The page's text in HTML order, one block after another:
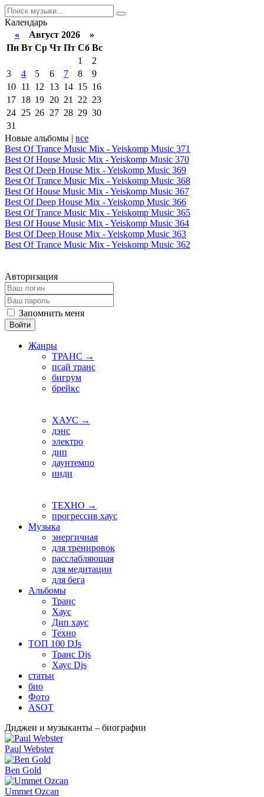
Календарь
« Август 2026 »
Пн Вт Ср Чт Пт Сб Вс
1
2
3
4 5 6 7 8
9
10 11 12 13 14 15 16
17 18 19 20 21 22 23
24 25 26 27 28 29 30
31
Новые альбомы | все
Best Of Trance Music Mix - Yeiskomp Music 371
Best Of House Music Mix - Yeiskomp Music 370
Best Of Deep House Mix - Yeiskomp Music 369
Best Of Trance Music Mix - Yeiskomp Music 368
Best Of House Music Mix - Yeiskomp Music 367
Best Of Deep House Mix - Yeiskomp Music 366
Best Of Trance Music Mix - Yeiskomp Music 365
Best Of House Music Mix - Yeiskomp Music 364
Best Of Deep House Mix - Yeiskomp Music 363
Best Of Trance Music Mix - Yeiskomp Music 362
Авторизация
Запомнить меня
Войти
Жанры
ТРАНС →
псай транс
бигрум
брейкс
ХАУС →
дэнс
электро
дип
даунтемпо
инди
ТЕХНО →
прогрессив хаус
Музыка
энергичная
для тренировок
расслабляющая
для медитации
для бега
Альбомы
Транс
Хаус
Дип хаус
Техно
ТОП 100 DJs
Транс Djs
Хаус Djs
статьи
био
Фото
ASOT
Диджеи и музыканты – биографии
Paul Webster
Ben Gold
Ummet Ozcan